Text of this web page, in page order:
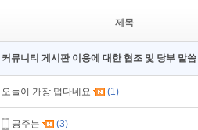
제목
커뮤니티 게시판 이용에 대한 협조 및 당부 말씀
오늘이 가장 덥다네요 (1)
공주는 (3)